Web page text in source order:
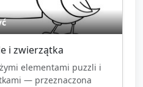
i zwierzątka
elementami puzzli i
— przeznaczona